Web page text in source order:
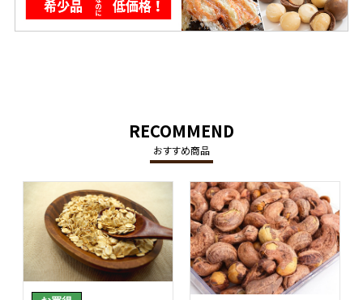
RECOMMEND
おすすめ商品